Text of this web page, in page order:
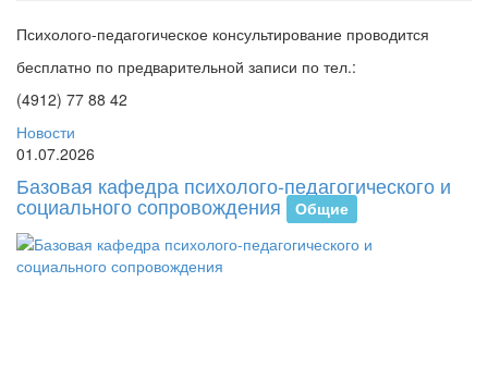
Психолого-педагогическое консультирование проводится
бесплатно по предварительной записи по тел.:
(4912) 77 88 42
Новости
01.07.2026
Базовая кафедра психолого-педагогического и
социального сопровождения Общие